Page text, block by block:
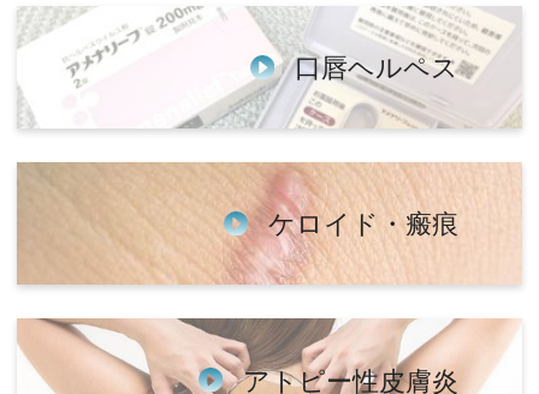
口唇ヘルペス
ケロイド・瘢痕
アトピー性皮膚炎